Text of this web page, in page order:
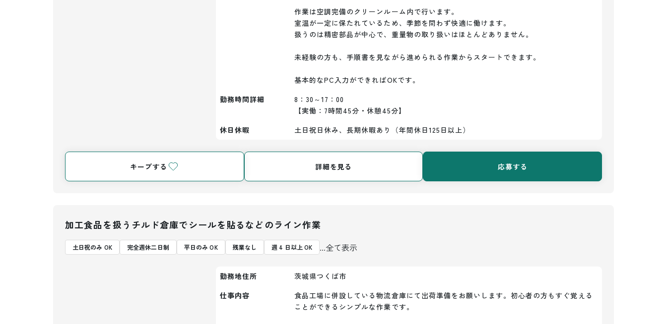
作業は空調完備のクリーンルーム内で行います。
室温が一定に保たれているため、季節を問わず快適に働けます。
扱うのは精密部品が中心で、重量物の取り扱いはほとんどありません。
未経験の方も、手順書を見ながら進められる作業からスタートできます。
勤務時間詳細
8：30～17：00
【実働：7時間45分・休憩45分】
休日休暇
土日祝日休み、長期休暇あり（年間休日125日以上）
キープする 詳細を見る 応募する
加工食品を扱うチルド倉庫でシールを貼るなどのライン作業
土日祝のみ OK 完全週休二日制 平日のみ OK 残業なし 週 4 日以上 OK ...全て表示
勤務地住所
茨城県つくば市
仕事内容
食品工場に併設している物流倉庫にて出荷準備をお願いします。初心者の方もすぐ覚える
ことができるシンプルな作業です。